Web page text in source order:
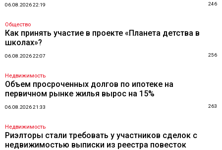
06.08.2026 22:19 246
Общество
Как принять участие в проекте «Планета детства в
школах»?
06.08.2026 22:07 256
Недвижимость
Объем просроченных долгов по ипотеке на
первичном рынке жилья вырос на 15%
06.08.2026 21:33 263
Недвижимость
Риэлторы стали требовать у участников сделок с
недвижимостью выписки из реестра повесток